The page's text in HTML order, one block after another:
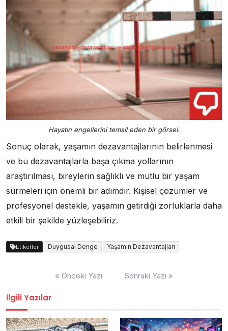
Hayatın engellerini temsil eden bir görsel.
Sonuç olarak, yaşamın dezavantajlarının belirlenmesi
ve bu dezavantajlarla başa çıkma yollarının
araştırılması, bireylerin sağlıklı ve mutlu bir yaşam
sürmeleri için önemli bir adımdır. Kişisel çözümler ve
profesyonel destekle, yaşamın getirdiği zorluklarla daha
etkili bir şekilde yüzleşebiliriz.
Etiketler Duygusal Denge Yaşamın Dezavantajları
« Önceki Yazı Sonraki Yazı »
İlgili Yazılar